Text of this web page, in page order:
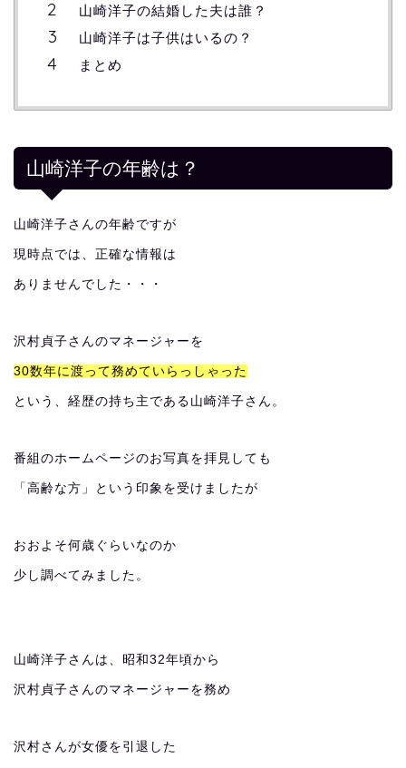
山崎洋子の結婚した夫は誰？
山崎洋子は子供はいるの？
まとめ
山崎洋子の年齢は？
山崎洋子さんの年齢ですが
現時点では、正確な情報は
ありませんでした・・・
沢村貞子さんのマネージャーを
30数年に渡って務めていらっしゃった
という、経歴の持ち主である山崎洋子さん。
番組のホームページのお写真を拝見しても
「高齢な方」という印象を受けましたが
おおよそ何歳ぐらいなのか
少し調べてみました。
山崎洋子さんは、昭和32年頃から
沢村貞子さんのマネージャーを務め
沢村さんが女優を引退した